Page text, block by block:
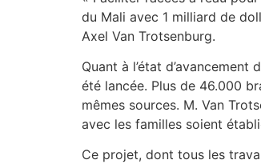
du Mali avec 1 milliard de
Axel Van Trotsenburg.
Quant à l’état
été lancée. Plus de 46.000
mêmes sources. M. Van
avec les familles soient
Ce projet, dont tous les